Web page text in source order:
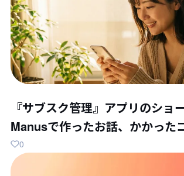
『サブスク管理』アプリのショ
Manusで作ったお話、かかった
0